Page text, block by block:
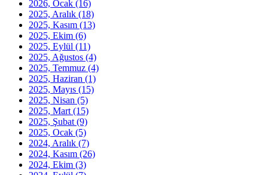
2026, Ocak (16)
2025, Aralık (18)
2025, Kasım (13)
2025, Ekim (6)
2025, Eylül (11)
2025, Ağustos (4)
2025, Temmuz (4)
2025, Haziran (1)
2025, Mayıs (15)
2025, Nisan (5)
2025, Mart (15)
2025, Şubat (9)
2025, Ocak (5)
2024, Aralık (7)
2024, Kasım (26)
2024, Ekim (3)